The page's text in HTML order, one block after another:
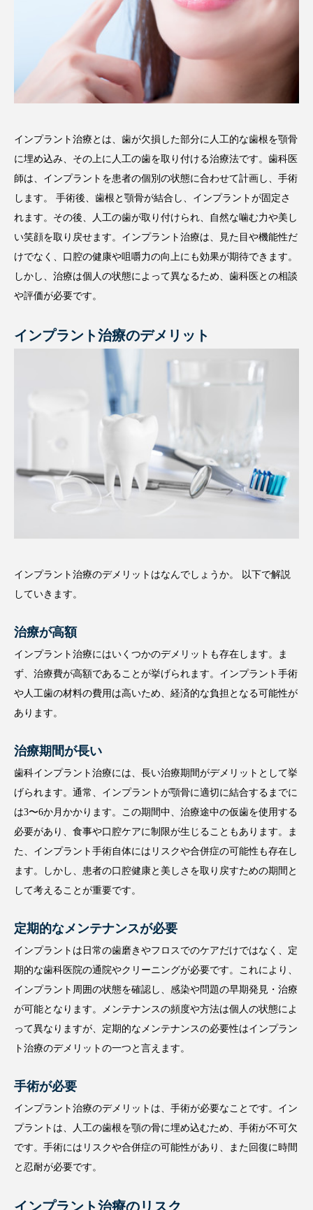
インプラント治療とは、歯が欠損した部分に人工的な歯根を顎骨
に埋め込み、その上に人工の歯を取り付ける治療法です。歯科医
師は、インプラントを患者の個別の状態に合わせて計画し、手術
します。 手術後、歯根と顎骨が結合し、インプラントが固定さ
れます。その後、人工の歯が取り付けられ、自然な噛む力や美し
い笑顔を取り戻せます。インプラント治療は、見た目や機能性だ
けでなく、口腔の健康や咀嚼力の向上にも効果が期待できます。
しかし、治療は個人の状態によって異なるため、歯科医との相談
や評価が必要です。
インプラント治療のデメリット
インプラント治療のデメリットはなんでしょうか。 以下で解説
していきます。
治療が高額
インプラント治療にはいくつかのデメリットも存在します。ま
ず、治療費が高額であることが挙げられます。インプラント手術
や人工歯の材料の費用は高いため、経済的な負担となる可能性が
あります。
治療期間が長い
歯科インプラント治療には、長い治療期間がデメリットとして挙
げられます。通常、インプラントが顎骨に適切に結合するまでに
は3〜6か月かかります。この期間中、治療途中の仮歯を使用する
必要があり、食事や口腔ケアに制限が生じることもあります。ま
た、インプラント手術自体にはリスクや合併症の可能性も存在し
ます。しかし、患者の口腔健康と美しさを取り戻すための期間と
して考えることが重要です。
定期的なメンテナンスが必要
インプラントは日常の歯磨きやフロスでのケアだけではなく、定
期的な歯科医院の通院やクリーニングが必要です。これにより、
インプラント周囲の状態を確認し、感染や問題の早期発見・治療
が可能となります。メンテナンスの頻度や方法は個人の状態によ
って異なりますが、定期的なメンテナンスの必要性はインプラン
ト治療のデメリットの一つと言えます。
手術が必要
インプラント治療のデメリットは、手術が必要なことです。イン
プラントは、人工の歯根を顎の骨に埋め込むため、手術が不可欠
です。手術にはリスクや合併症の可能性があり、また回復に時間
と忍耐が必要です。
インプラント治療のリスク